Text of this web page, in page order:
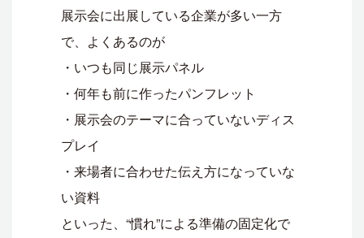
展示会に出展している企業が多い一方
で、よくあるのが
・いつも同じ展示パネル
・何年も前に作ったパンフレット
・展示会のテーマに合っていないディス
プレイ
・来場者に合わせた伝え方になっていな
い資料
といった、“慣れ”による準備の固定化で